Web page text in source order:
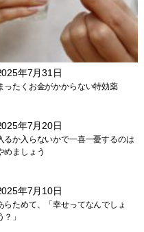
年7月31日
ったくお金がかからない特効薬
年7月20日
るか入らないかで一喜一憂するのは
めましょう
年7月10日
らためて、「幸せってなんでしょ
？」